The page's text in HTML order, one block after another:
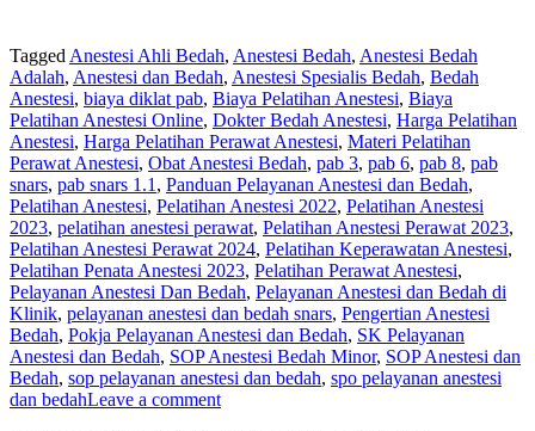
Tagged Anestesi Ahli Bedah, Anestesi Bedah, Anestesi Bedah
Adalah, Anestesi dan Bedah, Anestesi Spesialis Bedah, Bedah
Anestesi, biaya diklat pab, Biaya Pelatihan Anestesi, Biaya
Pelatihan Anestesi Online, Dokter Bedah Anestesi, Harga Pelatihan
Anestesi, Harga Pelatihan Perawat Anestesi, Materi Pelatihan
Perawat Anestesi, Obat Anestesi Bedah, pab 3, pab 6, pab 8, pab
snars, pab snars 1.1 , Panduan Pelayanan Anestesi dan Bedah,
Pelatihan Anestesi, Pelatihan Anestesi 2022, Pelatihan Anestesi
2023, pelatihan anestesi perawat, Pelatihan Anestesi Perawat 2023,
Pelatihan Anestesi Perawat 2024, Pelatihan Keperawatan Anestesi,
Pelatihan Penata Anestesi 2023, Pelatihan Perawat Anestesi,
Pelayanan Anestesi Dan Bedah, Pelayanan Anestesi dan Bedah di
Klinik, pelayanan anestesi dan bedah snars, Pengertian Anestesi
Bedah, Pokja Pelayanan Anestesi dan Bedah, SK Pelayanan
Anestesi dan Bedah, SOP Anestesi Bedah Minor, SOP Anestesi dan
Bedah, sop pelayanan anestesi dan bedah, spo pelayanan anestesi
dan bedahLeave a comment